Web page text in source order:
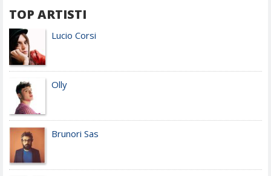
TOP ARTISTI
Lucio Corsi
Olly
Brunori Sas